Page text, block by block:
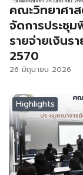
คณะวิทยาศาส
จัดการประชุ
รายจ่ายเงินร
2570
26 มิถุนายน 2026
Highlights